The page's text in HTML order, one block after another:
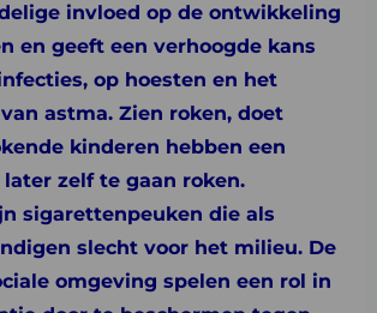
invloed op de ontwikkeling
en geeft een verhoogde kans
op hoesten en het
astma. Zien roken, doet
kinderen hebben een
zelf te gaan roken.
sigarettenpeuken die als
slecht voor het milieu. De
omgeving spelen een rol in